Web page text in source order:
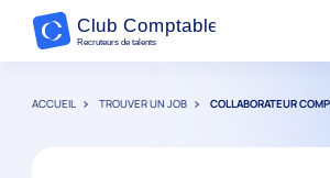
ACCUEIL TROUVER UN JOB COLLABORATEUR